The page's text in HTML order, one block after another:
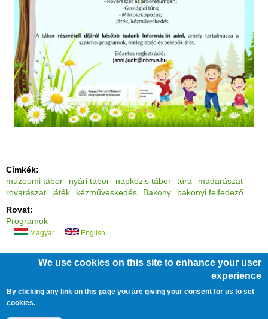
Címkék:
múzeumi tábor
nyári tábor napközis tábor túra
madarászat
rovarászat
játék kézműveskedés Bakony
bakonyi felfedező
Rovat:
Programok
Magyar English
ÁLLÁSOK/ ÜVEGZSEB/ KÖZÉRDEKŰ ADATOK/
BARÁTI KÖR
We use cookies on this site to enhance your user
experience
By clicking any link on this page you are giving your consent for us to set
cookies.